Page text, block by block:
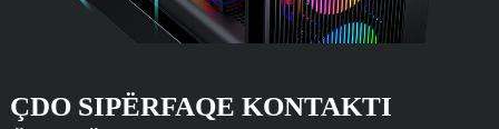
ÇDO SIPËRFAQE KONTAKTI